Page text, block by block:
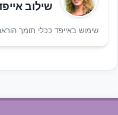
שילוב
שימוש באייפד ככלי תומך